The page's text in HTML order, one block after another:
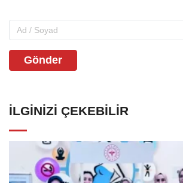
Gönder
İLGINIZI ÇEKEBILIR